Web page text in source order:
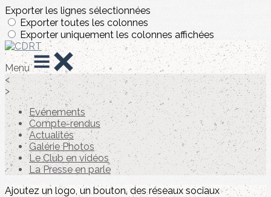
Exporter les lignes sélectionnées
Exporter toutes les colonnes
Exporter uniquement les colonnes affichées
Menu
<
>
Evénements
Compte-rendus
Actualités
Galérie Photos
Le Club en vidéos
La Presse en parle
Ajoutez un logo, un bouton, des réseaux sociaux